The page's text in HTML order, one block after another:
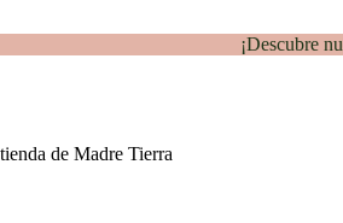
¡Descubre